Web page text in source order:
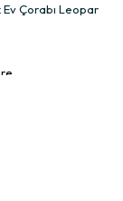
2'li Çorap Beyaz